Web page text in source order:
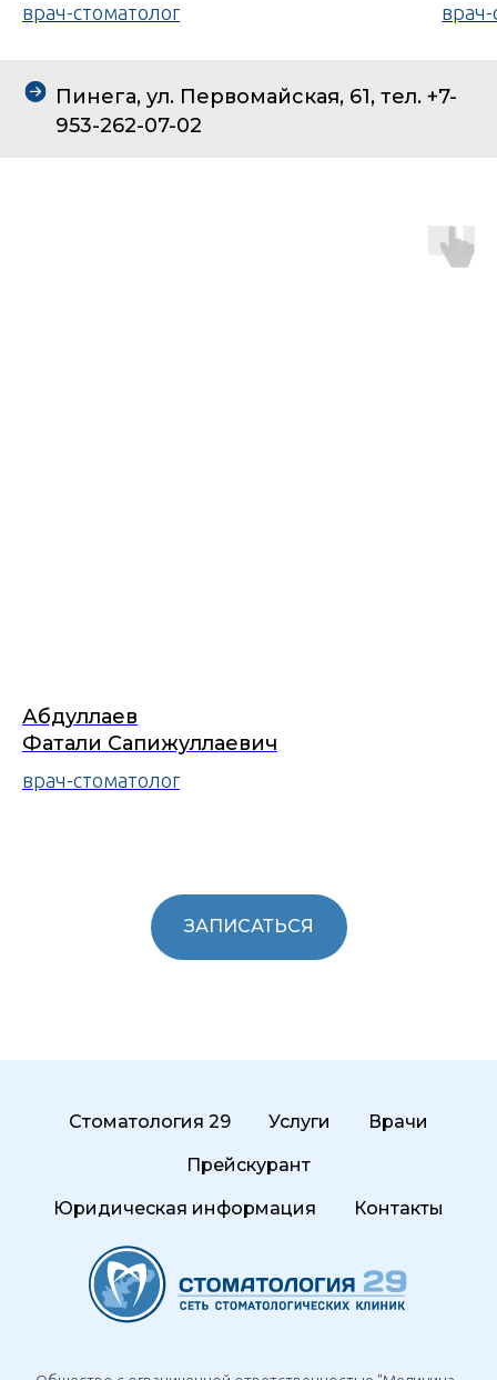
врач-стоматолог врач-
Пинега, ул. Первомайская, 61, тел. +7-
953-262-07-02
Абдуллаев
Фатали Сапижуллаевич
врач-стоматолог
ЗАПИСАТЬСЯ
Стоматология 29 Услуги Врачи
Прейскурант
Юридическая информация Контакты